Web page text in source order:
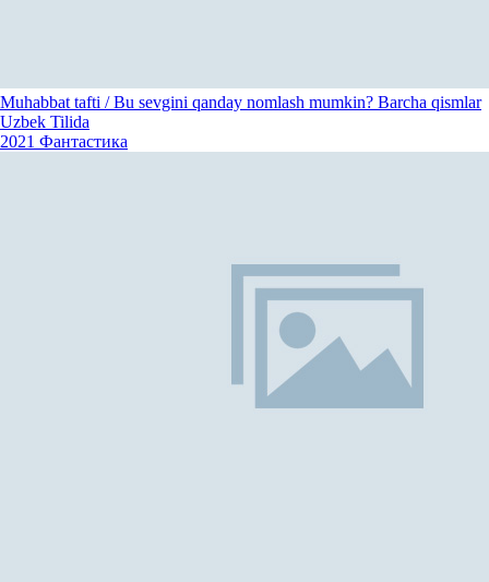
Muhabbat tafti / Bu sevgini qanday nomlash mumkin? Barcha qismlar
Uzbek Tilida
2021 Фантастика